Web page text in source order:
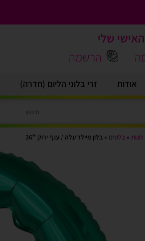
שלי
הרשמה
אודות זרי בלוני הליום (חדרה)
חנות » בלונים » בלון מיילר עלה / ענף ירוק 36″